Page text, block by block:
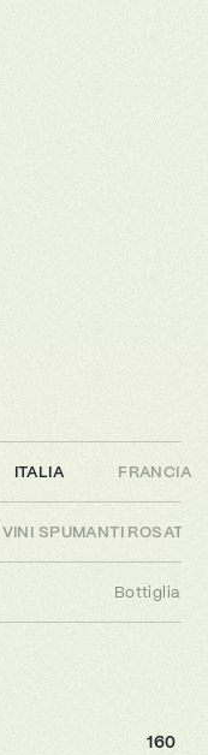
ITALIA FRANCIA
VINI SPUMANTI ROSATI
Bottiglia
160